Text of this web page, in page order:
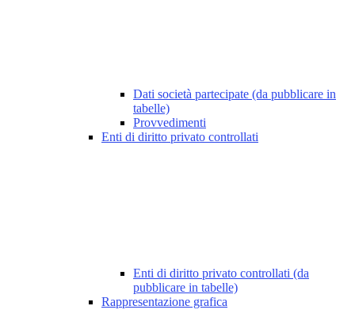
Dati società partecipate (da pubblicare in
tabelle)
Provvedimenti
Enti di diritto privato controllati
Enti di diritto privato controllati (da
pubblicare in tabelle)
Rappresentazione grafica